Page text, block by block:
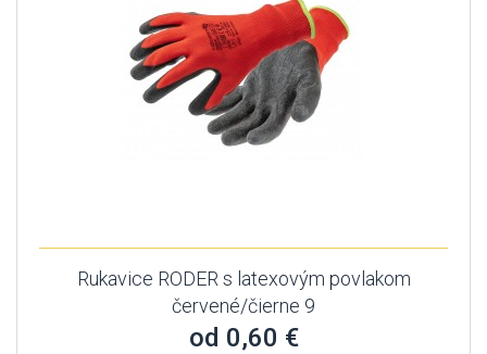
Rukavice RODER s latexovým povlakom
červené/čierne 9
od 0,60 €